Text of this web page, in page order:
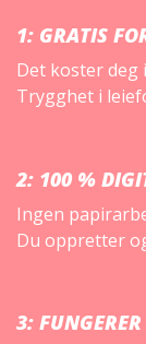
1: GRATIS
Det koster
Trygghet i
2: 100 %
Ingen
Du oppretter
3: